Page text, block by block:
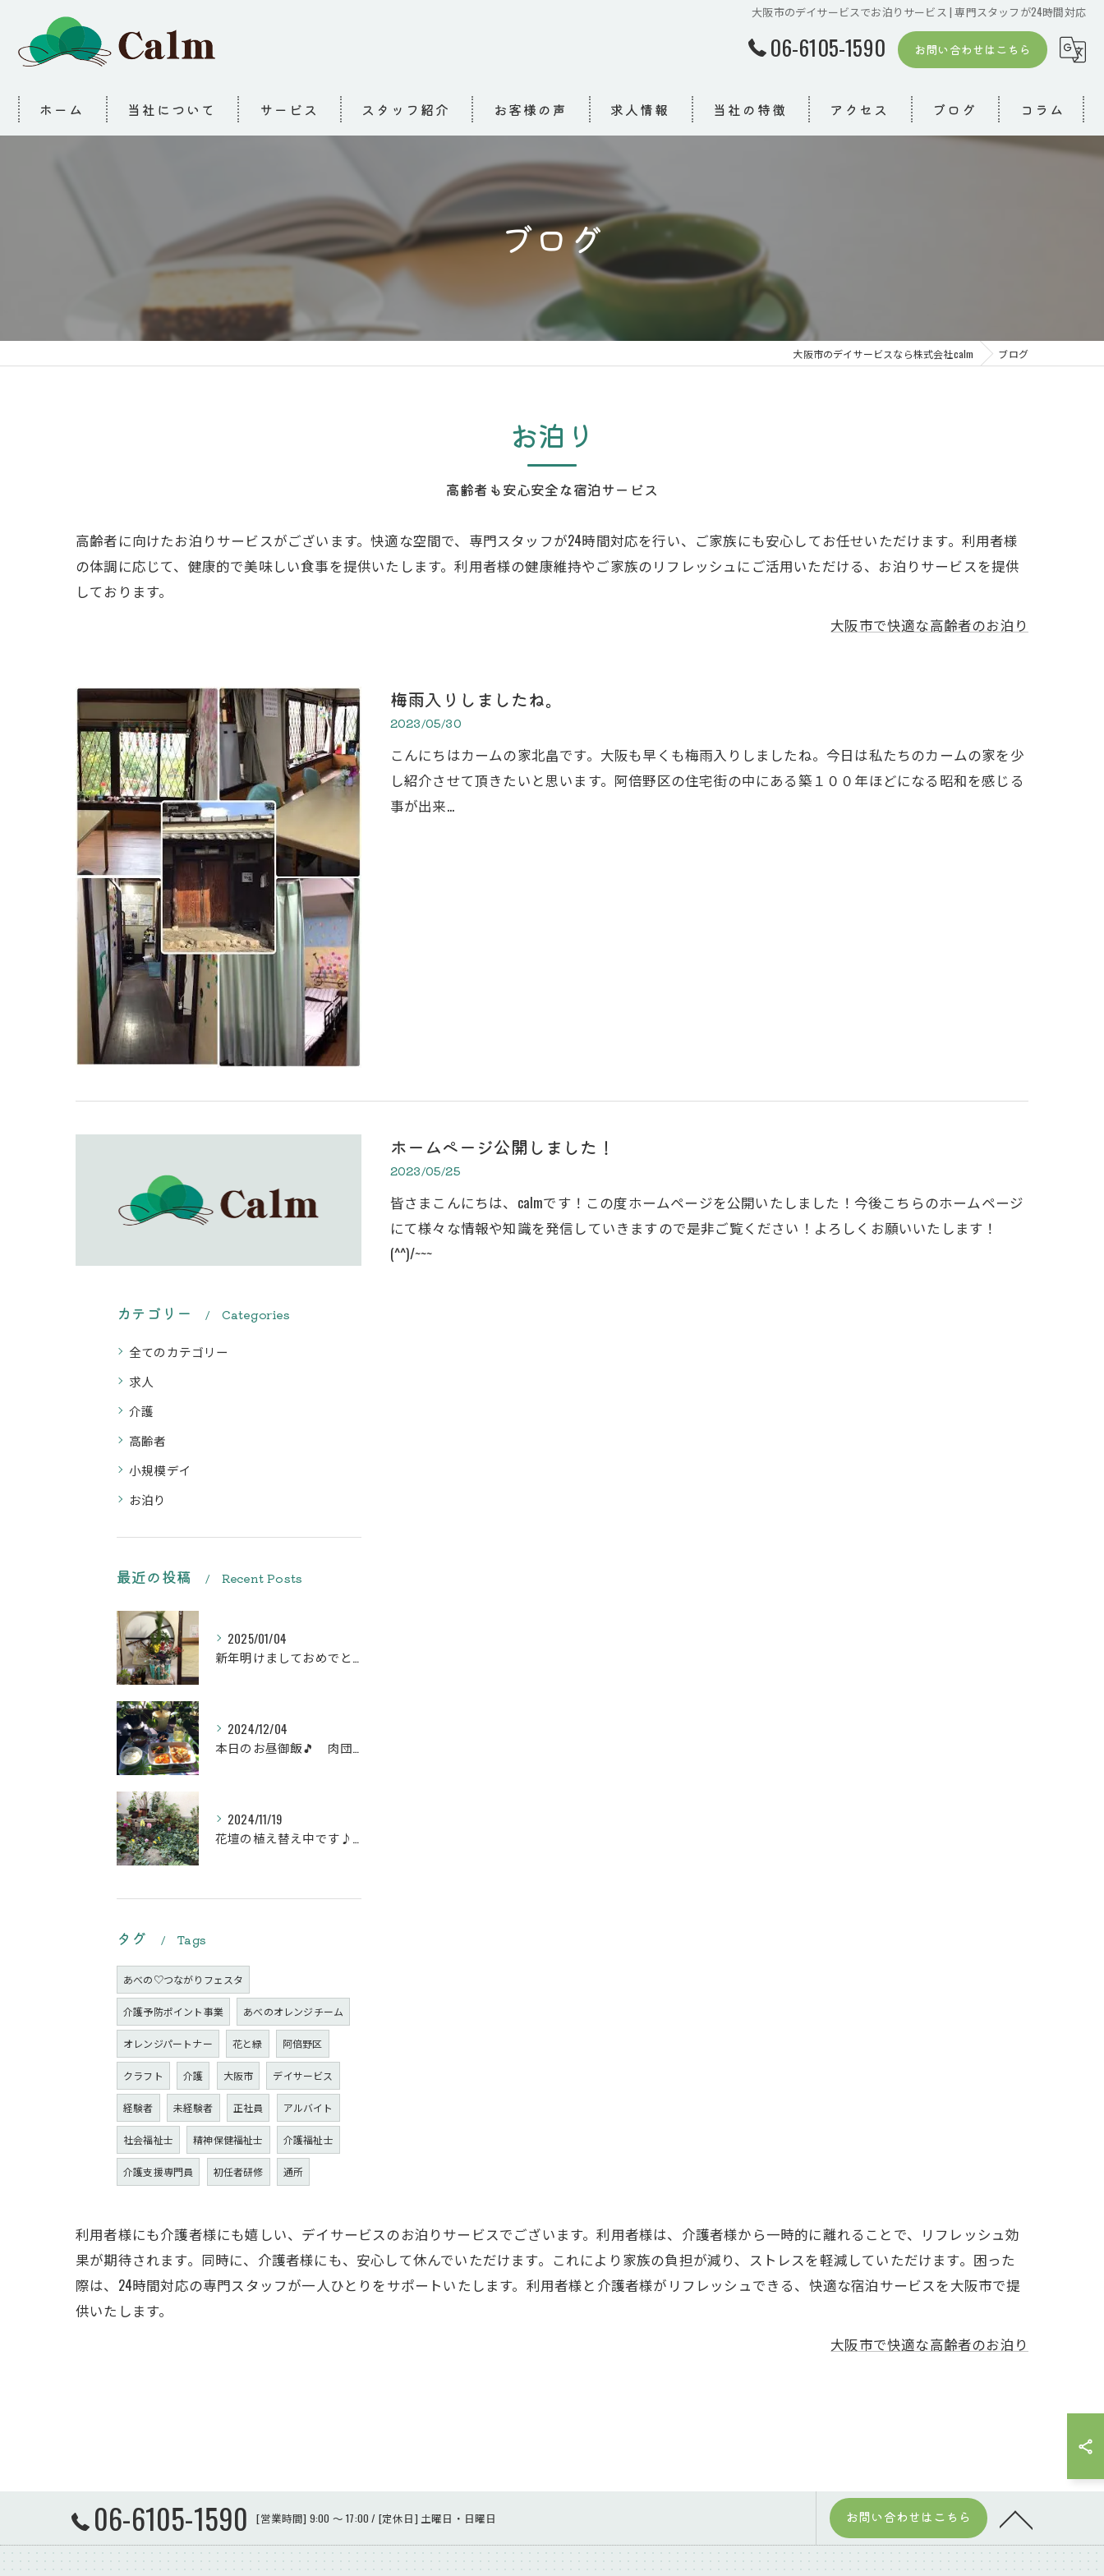
大阪市のデイサービスでお泊りサービス | 専門スタッフが24時間対応
06-6105-1590 お問い合わせはこちら
ホーム 当社について サービス スタッフ紹介 お客様の声 求人情報 当社の特徴
小規模デイ
お泊り
アクセス ブログ コラム
ブログ
大阪市のデイサービスなら株式会社calm ブログ
お泊り
高齢者も安心安全な宿泊サービス
高齢者に向けたお泊りサービスがございます。快適な空間で、専門スタッフが24時間対応を行い、ご家族にも安心してお任せいただけます。利用者様
の体調に応じて、健康的で美味しい食事を提供いたします。利用者様の健康維持やご家族のリフレッシュにご活用いただける、お泊りサービスを提供
しております。
大阪市で快適な高齢者のお泊り
梅雨入りしましたね。
2023/05/30
こんにちはカームの家北畠です。大阪も早くも梅雨入りしましたね。今日は私たちのカームの家を少
し紹介させて頂きたいと思います。阿倍野区の住宅街の中にある築１００年ほどになる昭和を感じる
事が出来…
ホームページ公開しました！
2023/05/25
皆さまこんにちは、calmです！この度ホームページを公開いたしました！今後こちらのホームページ
にて様々な情報や知識を発信していきますので是非ご覧ください！よろしくお願いいたします！
(^^)/~~~
カテゴリー Categories
全てのカテゴリー
求人
介護
高齢者
小規模デイ
お泊り
最近の投稿 Recent Posts
2025/01/04
新年明けましておめでとうございます
2024/12/04
本日のお昼御飯🎵 肉団子和風旨煮等などです♪
2024/11/19
花壇の植え替え中です♪綺麗な緑の花壇になりますように。
タグ Tags
あべの♡つながりフェスタ
介護予防ポイント事業 あべのオレンジチーム
オレンジパートナー 花と緑 阿倍野区
クラフト 介護 大阪市 デイサービス
経験者 未経験者 正社員 アルバイト
社会福祉士 精神保健福祉士 介護福祉士
介護支援専門員 初任者研修 通所
利用者様にも介護者様にも嬉しい、デイサービスのお泊りサービスでございます。利用者様は、介護者様から一時的に離れることで、リフレッシュ効
果が期待されます。同時に、介護者様にも、安心して休んでいただけます。これにより家族の負担が減り、ストレスを軽減していただけます。困った
際は、24時間対応の専門スタッフが一人ひとりをサポートいたします。利用者様と介護者様がリフレッシュできる、快適な宿泊サービスを大阪市で提
供いたします。
大阪市で快適な高齢者のお泊り
06-6105-1590 [営業時間] 9:00 ～ 17:00 / [定休日] 土曜日・日曜日 お問い合わせはこちら